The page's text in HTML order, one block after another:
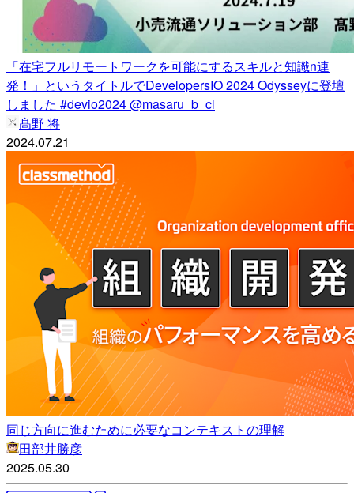
「在宅フルリモートワークを可能にするスキルと知識n連
発！」というタイトルでDevelopersIO 2024 Odysseyに登壇
しました #devio2024 @masaru_b_cl
髙野 将
2024.07.21
同じ方向に進むために必要なコンテキストの理解
田部井勝彦
2025.05.30